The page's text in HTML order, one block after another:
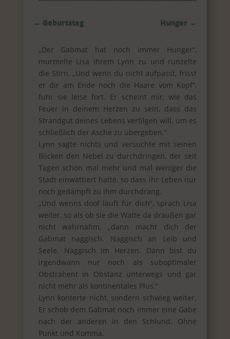
← Geburtstag Hunger →
„Der Gabmat hat noch immer Hunger“,
murmelte Lisa ihrem Lynn zu und runzelte
die Stirn. „Und wenn du nicht aufpasst, frisst
er dir am Ende noch die Haare vom Kopf“,
fuhr sie leise fort. Er scheint mir, wie das
Feuer in deinem Herzen zu sein, dass das
Strandgut deines Lebens vertilgen will, um es
schließlich der Asche zu übergeben.“
Lynn sagte nichts und versuchte mit seinen
Blicken den Nebel zu durchdringen, der seit
Tagen schon mal mehr und mal weniger die
Stadt einwattiert hatte, so dass ihr Leben nur
noch gedämpft zu ihm durchdrang.
„Und wenns doof läuft für dich“, sprach Lisa
weiter, so als ob sie die Watte da draußen gar
nicht wahrnahm, „dann macht dich der
Gabmat naggisch. Naggisch an Leib und
Seele. Naggisch im Herzen. Dann bist du
irgendwann nur noch als suboptimaler
Obstrahent in Obstanz unterwegs und gar
nicht mehr als kontinentales Plus.“
Lynn konterte nicht, sondern schwieg weiter.
Er schob dem Gabmat noch immer eine Gabe
nach der anderen in den Schlund. Ohne
Punkt und Komma.